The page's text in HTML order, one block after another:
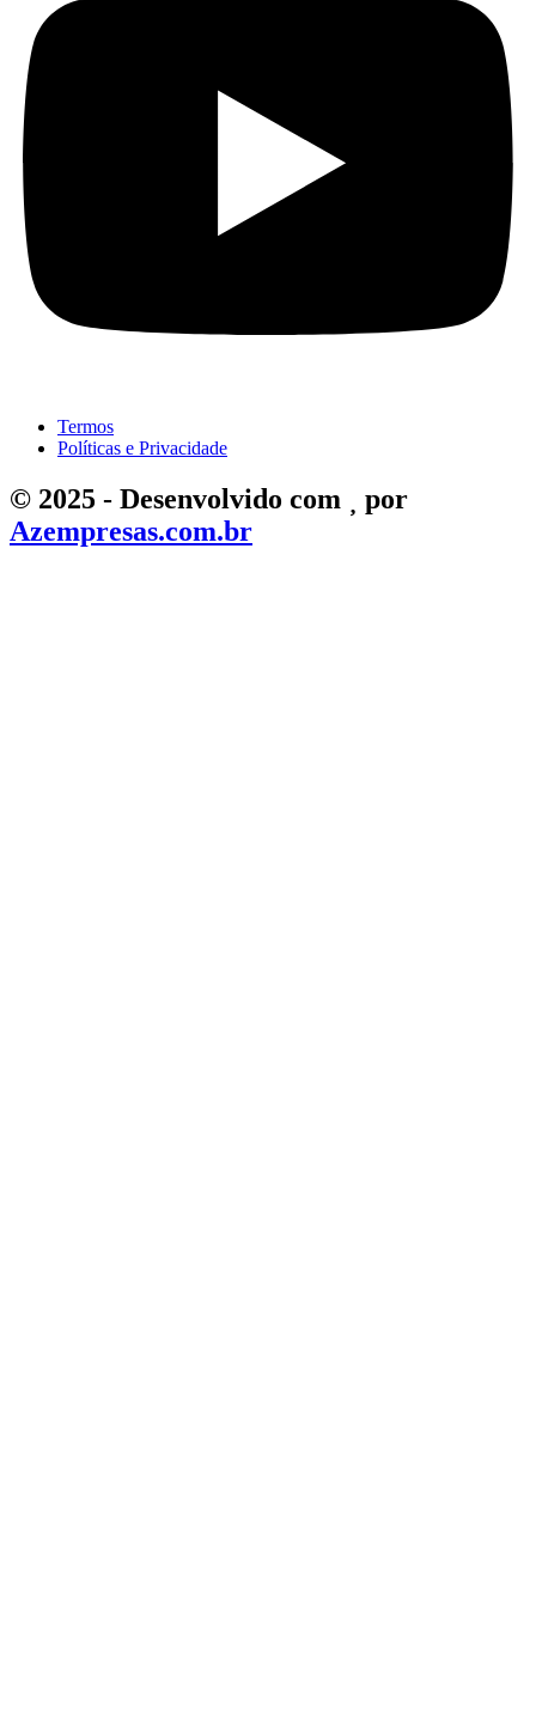
Termos
Políticas e Privacidade
© 2025 - Desenvolvido com
por
Azempresas.com.br